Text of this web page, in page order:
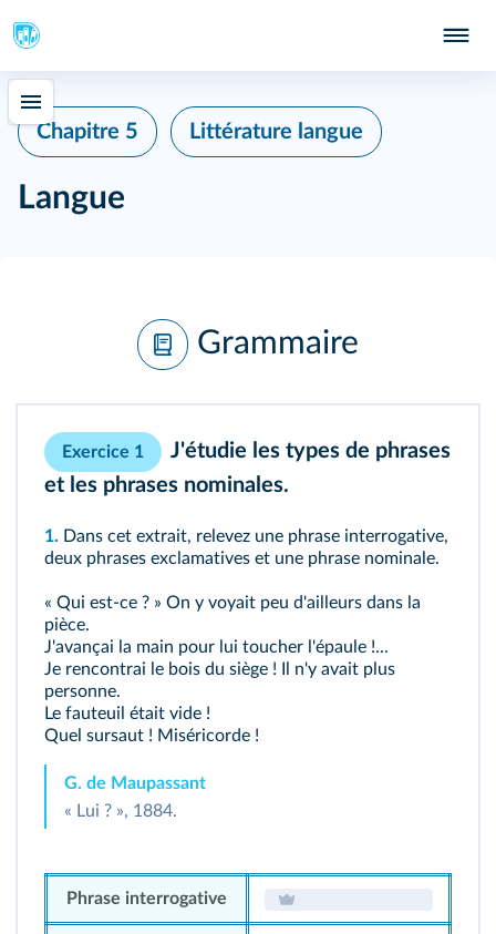
Chapitre 5 Littérature langue
Langue
Grammaire
Exercice 1
J'étudie les types de phrases
et les phrases nominales.
1. Dans cet extrait, relevez une phrase interrogative,
deux phrases exclamatives et une phrase nominale.
« Qui est-ce ? » On y voyait peu d'ailleurs dans la
pièce.
J'avançai la main pour lui toucher l'épaule !...
Je rencontrai le bois du siège ! Il n'y avait plus
personne.
Le fauteuil était vide !
Quel sursaut ! Miséricorde !
G. de Maupassant
« Lui ? », 1884.
Phrase interrogative